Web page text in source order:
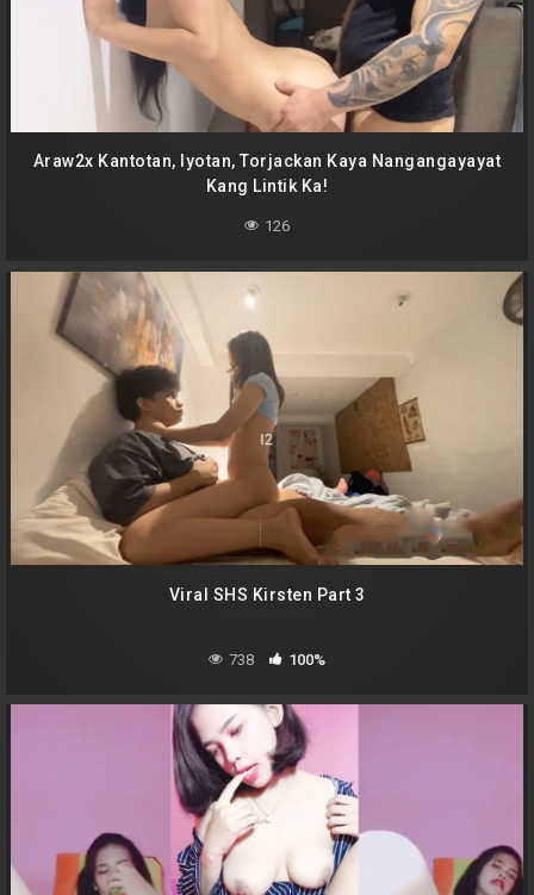
Araw2x Kantotan, Iyotan, Torjackan Kaya Nangangayayat
Kang Lintik Ka!
126
Viral SHS Kirsten Part 3
738 100%